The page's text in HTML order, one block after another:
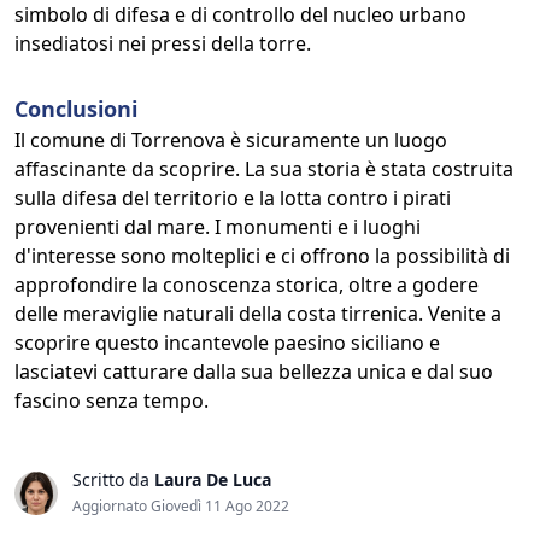
simbolo di difesa e di controllo del nucleo urbano
insediatosi nei pressi della torre.
Conclusioni
Il comune di Torrenova è sicuramente un luogo
affascinante da scoprire. La sua storia è stata costruita
sulla difesa del territorio e la lotta contro i pirati
provenienti dal mare. I monumenti e i luoghi
d'interesse sono molteplici e ci offrono la possibilità di
approfondire la conoscenza storica, oltre a godere
delle meraviglie naturali della costa tirrenica. Venite a
scoprire questo incantevole paesino siciliano e
lasciatevi catturare dalla sua bellezza unica e dal suo
fascino senza tempo.
Scritto da Laura De Luca
Aggiornato Giovedì 11 Ago 2022